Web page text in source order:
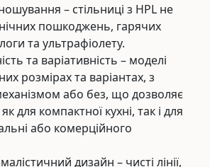
– стільниці з HPL не
пошкоджень, гарячих
та ультрафіолету.
та варіативність – моделі
розмірах та варіантах, з
або без, що дозволяє
як для компактної кухні, так і для
або комерційного
дизайн – чисті лінії,